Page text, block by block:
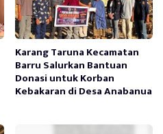
Karang Taruna Kecamatan
Barru Salurkan Bantuan
Donasi untuk Korban
Kebakaran di Desa Anabanua